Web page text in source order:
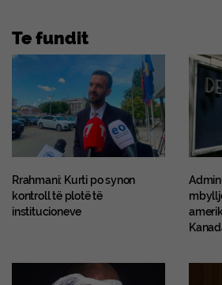
Te fundit
Rrahmani: Kurti po synon
kontroll të plotë të
institucioneve